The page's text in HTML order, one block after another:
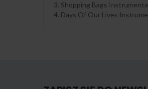
3. Shopping Bags
4. Days Of Our Lives